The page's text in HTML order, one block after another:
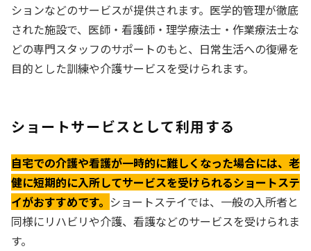
ションなどのサービスが提供されます。医学的管理が徹底
された施設で、医師・看護師・理学療法士・作業療法士な
どの専門スタッフのサポートのもと、日常生活への復帰を
目的とした訓練や介護サービスを受けられます。
ショートサービスとして利用する
自宅での介護や看護が一時的に難しくなった場合には、老
健に短期的に入所してサービスを受けられるショートステ
イがおすすめです。 ショートステイでは、一般の入所者と
同様にリハビリや介護、看護などのサービスを受けられま
す。